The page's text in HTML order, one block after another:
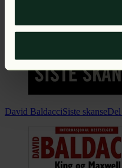
David BaldacciSiste skanse